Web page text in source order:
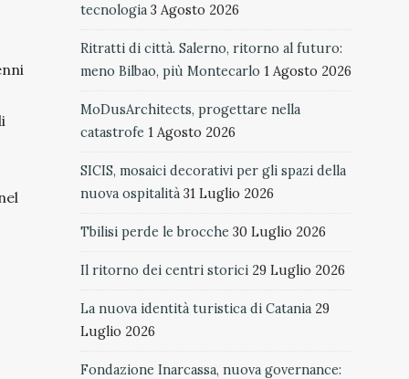
tecnologia 3 Agosto 2026
Ritratti di città. Salerno, ritorno al futuro:
meno Bilbao, più Montecarlo 1 Agosto 2026
MoDusArchitects, progettare nella
catastrofe 1 Agosto 2026
SICIS, mosaici decorativi per gli spazi della
nuova ospitalità 31 Luglio 2026
Tbilisi perde le brocche 30 Luglio 2026
Il ritorno dei centri storici 29 Luglio 2026
La nuova identità turistica di Catania 29
Luglio 2026
Fondazione Inarcassa, nuova governance: